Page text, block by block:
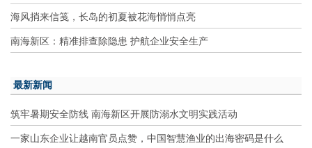
海风捎来信笺，长岛的初夏被花海悄悄点亮
南海新区：精准排查除隐患 护航企业安全生产
最新新闻
筑牢暑期安全防线 南海新区开展防溺水文明实践活动
一家山东企业让越南官员点赞，中国智慧渔业的出海密码是什么